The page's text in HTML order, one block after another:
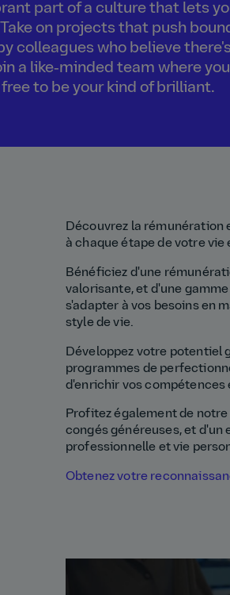
part of a culture that lets
on projects that push
colleagues who believe
a like‑minded team where
to be your kind of brilliant.
Découvrez la rémunération
à chaque étape de votre
Bénéficiez d'une
valorisante, et d'une
s'adapter à vos besoins en
style de vie.
Développez votre potentiel
programmes de
d'enrichir vos
Profitez également de
congés généreuses, et
professionnelle et vie
Obtenez votre